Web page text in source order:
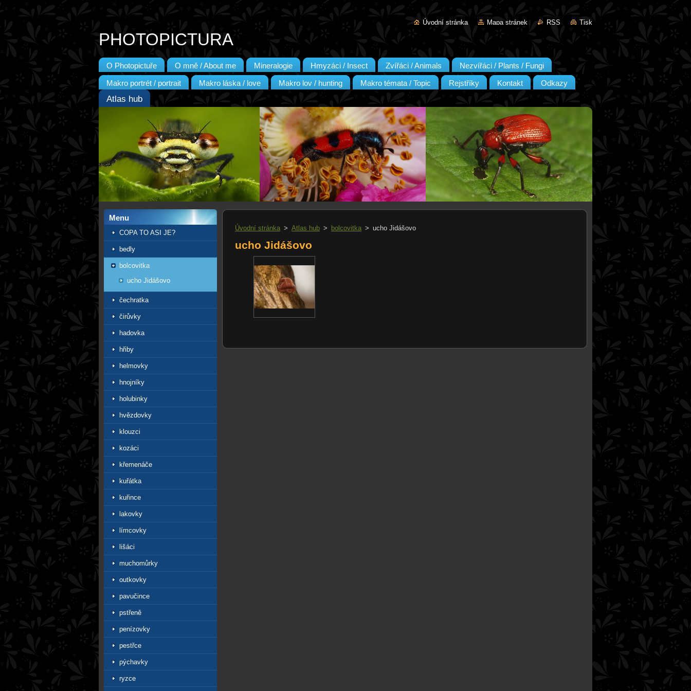
Úvodní stránka Mapa stránek RSS Tisk
PHOTOPICTURA
O Photopictuře O mně / About me Mineralogie Hmyzáci / Insect Zvířáci / Animals Nezvířáci / Plants / Fungi
Makro portrét / portrait Makro láska / love Makro lov / hunting Makro témata / Topic Rejstříky Kontakt Odkazy
Atlas hub
Menu
COPA TO ASI JE?
bedly
bolcovitka
ucho Jidášovo
čechratka
čirůvky
hadovka
hřiby
helmovky
hnojníky
holubinky
hvězdovky
klouzci
kozáci
křemenáče
kuřátka
kuřince
lakovky
límcovky
lišáci
muchomůrky
outkovky
pavučince
pstřeně
penízovky
pestřce
pýchavky
ryzce
Úvodní stránka > Atlas hub > bolcovitka > ucho Jidášovo
ucho Jidášovo